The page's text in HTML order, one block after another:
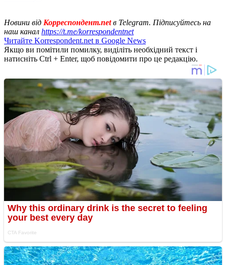
Новини від Корреспондент.netв Telegram. Підписуйтесь на
наш канал https://t.me/korrespondentnet
Читайте Korrespondent.net в Google News
Якщо ви помітили помилку, виділіть необхідний текст і
натисніть Ctrl + Enter, щоб повідомити про це редакцію.